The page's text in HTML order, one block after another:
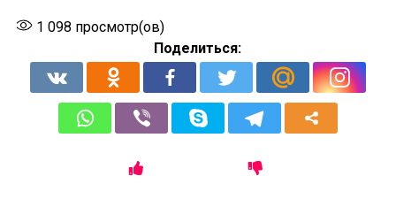
1 098 просмотр(ов)
Поделиться: